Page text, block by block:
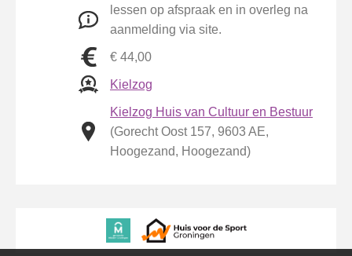
lessen op afspraak en in overleg na
aanmelding via site.
€ 44,00
Kielzog
Kielzog Huis van Cultuur en Bestuur
(Gorecht Oost 157, 9603 AE,
Hoogezand, Hoogezand)